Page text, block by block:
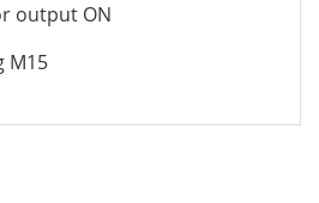
output ON
M15